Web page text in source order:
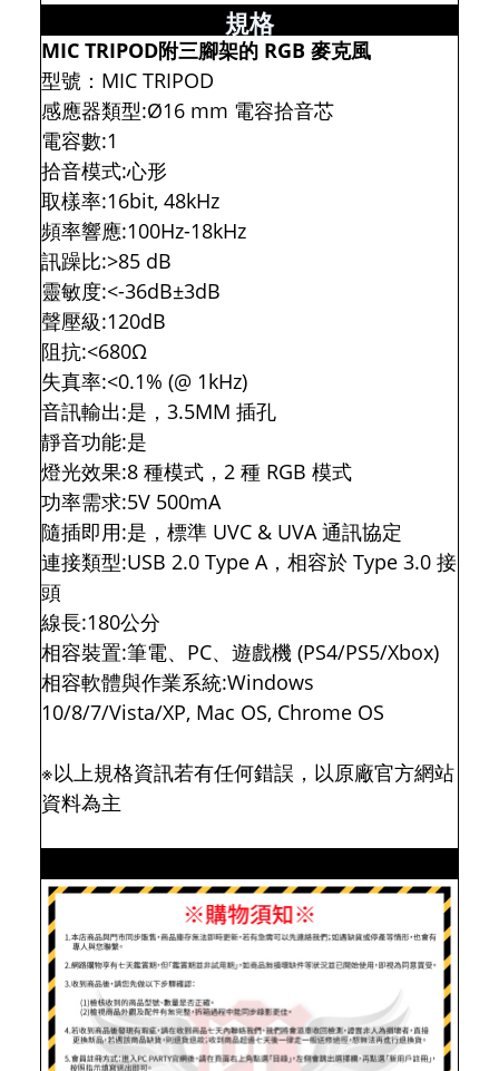
規格
MIC TRIPOD附三腳架的 RGB 麥克風
型號：MIC TRIPOD
感應器類型:Ø16 mm 電容拾音芯
電容數:1
拾音模式:心形
取樣率:16bit, 48kHz
頻率響應:100Hz-18kHz
訊躁比:>85 dB
靈敏度:<-36dB±3dB
聲壓級:120dB
阻抗:<680Ω
失真率:<0.1% (@ 1kHz)
音訊輸出:是，3.5MM 插孔
靜音功能:是
燈光效果:8 種模式，2 種 RGB 模式
功率需求:5V 500mA
隨插即用:是，標準 UVC & UVA 通訊協定
連接類型:USB 2.0 Type A，相容於 Type 3.0 接
頭
線長:180公分
相容裝置:筆電、PC、遊戲機 (PS4/PS5/Xbox)
相容軟體與作業系統:Windows
10/8/7/Vista/XP, Mac OS, Chrome OS
※以上規格資訊若有任何錯誤，以原廠官方網站
資料為主